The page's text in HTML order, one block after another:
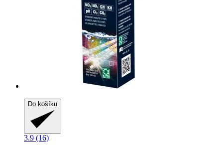
Do košíku
3.9 (16)